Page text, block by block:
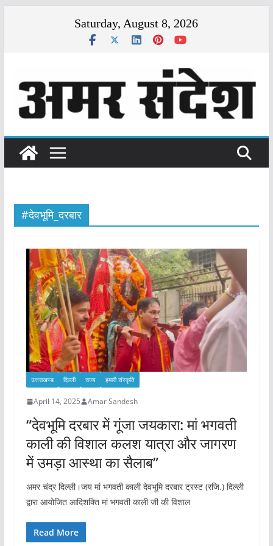
Saturday, August 8, 2026
#देवभूमि_दरबार
उत्तराखण्ड दिल्ली राज्य हमारी संस्कृति
April 14, 2025 Amar Sandesh
“देवभूमि दरबार में गूंजा जयकारा: मां भगवती
काली की विशाल कलश यात्रा और जागरण
में उमड़ा आस्था का सैलाब”
अमर चंद्र दिल्ली।जय मां भगवती काली देवभूमि दरबार ट्रस्ट (रजि.) दिल्ली
द्वारा आयोजित आदिशक्ति मां भगवती काली जी की विशाल
Read More